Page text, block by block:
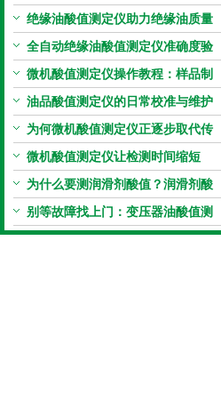
加热功率与萃取时间关系
绝缘油酸值测定仪助力绝缘油质量
把控，降低设备故障
全自动绝缘油酸值测定仪准确度验
证：标准物质标定步骤
微机酸值测定仪操作教程：样品制
备、参数设置与结果解读
油品酸值测定仪的日常校准与维护
流程
为何微机酸值测定仪正逐步取代传
统手动滴定法？
微机酸值测定仪让检测时间缩短
50%
为什么要测润滑剂酸值？润滑剂酸
值测定法告诉你答案
别等故障找上门：变压器油酸值测
试仪的预警功能